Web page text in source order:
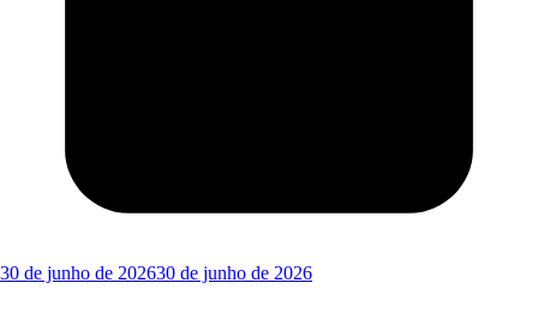
30 de junho de 202630 de junho de 2026